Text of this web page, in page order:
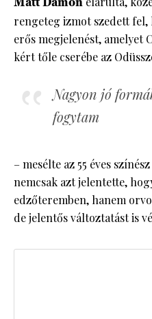
rengeteg izmot szedett fel,
erős megjelenést, amelyet
kért tőle cserébe az
Nagyon jó
fogytam
– mesélte az 55 éves
nemcsak azt jelentette,
edzőteremben, hanem
de jelentős változtatást is